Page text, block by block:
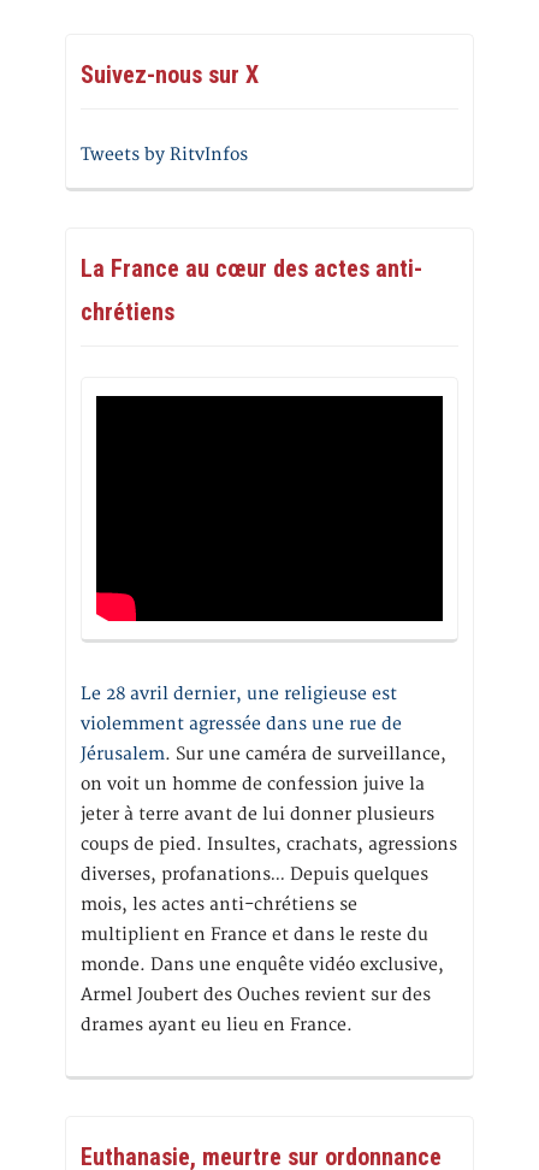
Suivez-nous sur X
Tweets by RitvInfos
La France au cœur des actes anti-
chrétiens
Le 28 avril dernier, une religieuse est
violemment agressée dans une rue de
Jérusalem. Sur une caméra de surveillance,
on voit un homme de confession juive la
jeter à terre avant de lui donner plusieurs
coups de pied. Insultes, crachats, agressions
diverses, profanations… Depuis quelques
mois, les actes anti-chrétiens se
multiplient en France et dans le reste du
monde. Dans une enquête vidéo exclusive,
Armel Joubert des Ouches revient sur des
drames ayant eu lieu en France.
Euthanasie, meurtre sur ordonnance